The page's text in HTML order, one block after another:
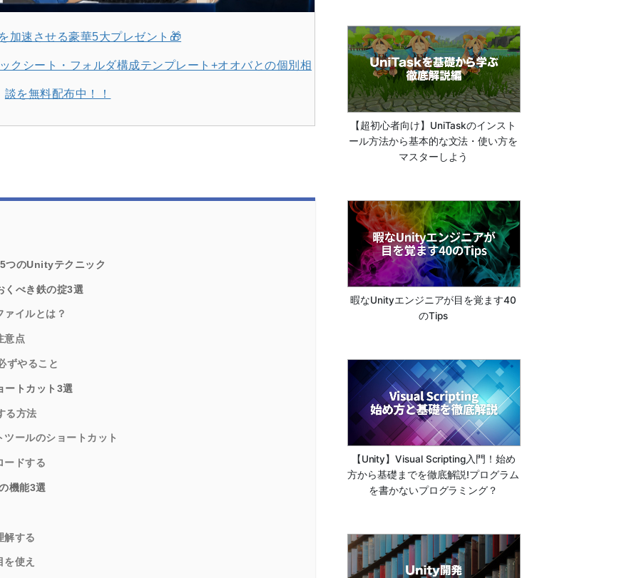
加速させる豪華5大プレゼント🎁
クシート・フォルダ構成テンプレート+オオバとの個別相
談を無料配布中！！
つのUnityテクニック
べき鉄の掟3選
イルとは？
意点
ずやること
ートカット3選
る方法
ールのショートカット
ードする
機能3選
解する
使え
【超初心者向け】UniTaskのインスト
ール方法から基本的な文法・使い方を
マスターしよう
暇なUnityエンジニアが目を覚ます40
のTips
【Unity】Visual Scripting入門！始め
方から基礎までを徹底解説!プログラム
を書かないプログラミング？